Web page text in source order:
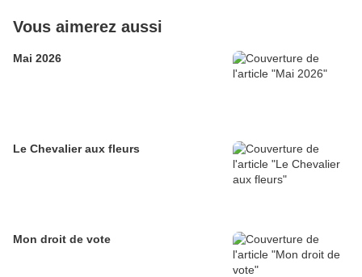
Vous aimerez aussi
Mai 2026
Le Chevalier aux fleurs
Mon droit de vote